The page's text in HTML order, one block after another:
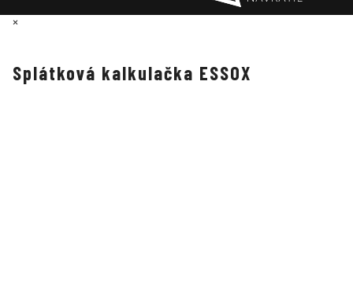
×
Splátková kalkulačka ESSOX